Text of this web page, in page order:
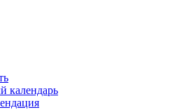
календарь